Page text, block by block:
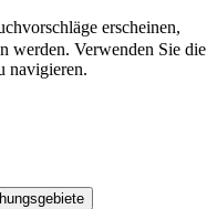
erscheinen,
werden. Verwenden Sie die
navigieren.